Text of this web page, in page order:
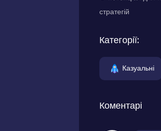
стратегій
Категорії:
Казуальні
Коментарі